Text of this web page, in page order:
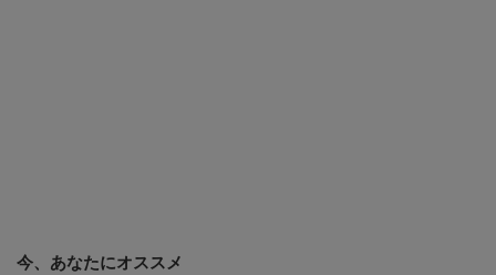
今、あなたにオススメ